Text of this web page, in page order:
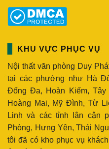
KHU VỰC PHỤC VỤ
Nội thất văn phòng Duy
tại các phường như Hà
Đống Đa, Hoàn Kiếm,
Hoàng Mai, Mỹ Đình, Từ
Linh và các tỉnh lân cận
Phòng, Hưng Yên, Thái
tôi đã có kho phục vụ